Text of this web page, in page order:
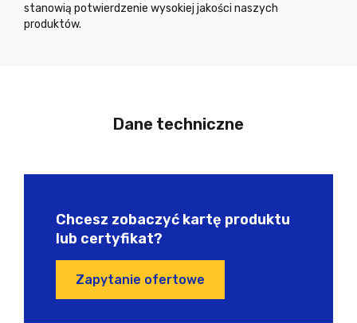
stanowią potwierdzenie wysokiej jakości naszych
produktów.
Dane techniczne
Chcesz zobaczyć kartę produktu
lub certyfikat?
Zapytanie ofertowe